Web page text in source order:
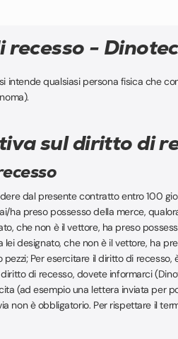
-
intende qualsiasi persona fisica che
sul diritto di
dal presente contratto entro 100
ha preso possesso della merce,
che non è il vettore, ha preso
lei designato, che non è il vettore, ha
pezzi; Per esercitare il diritto di
di recesso, dovete informarci
(ad esempio una lettera inviata per
non è obbligatorio. Per rispettare il